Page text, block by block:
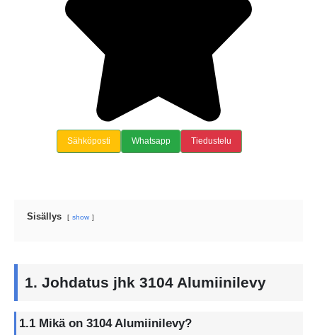
Sähköposti Whatsapp Tiedustelu
Sisällys show
1. Johdatus jhk 3104 Alumiinilevy
1.1 Mikä on 3104 Alumiinilevy?